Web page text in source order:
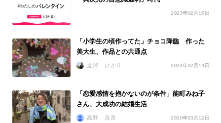
2023年02月15日
「小学生の頃作ってた」チョコ降臨 作った
美大生、作品との共通点
金澤 ひかり 2023年02月14日
「恋愛感情を抱かないのが条件」能町みね子
さん、大成功の結婚生活
高野 真吾 2020年03月12日